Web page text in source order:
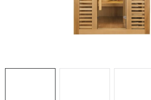
OBCHODNÉ PODMIENKY
ZNAČKY